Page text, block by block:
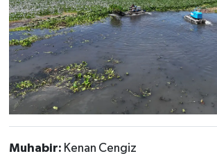
Muhabir: Kenan Cengiz